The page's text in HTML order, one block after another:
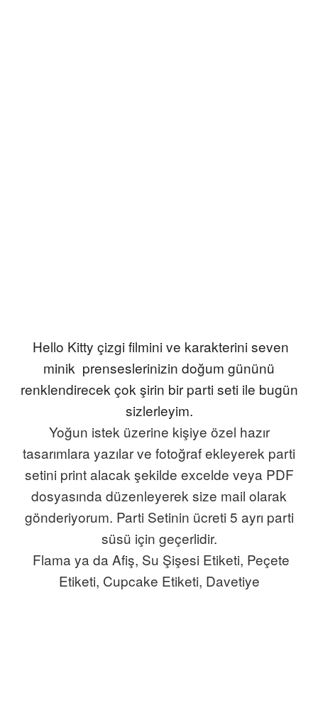
Hello Kitty çizgi filmini ve karakterini seven
minik prenseslerinizin doğum gününü
renklendirecek çok şirin bir parti seti ile bugün
sizlerleyim.
Yoğun istek üzerine kişiye özel hazır
tasarımlara yazılar ve fotoğraf ekleyerek parti
setini print alacak şekilde excelde veya PDF
dosyasında düzenleyerek size mail olarak
gönderiyorum. Parti Setinin ücreti 5 ayrı parti
süsü için geçerlidir.
Flama ya da Afiş, Su Şişesi Etiketi, Peçete
Etiketi, Cupcake Etiketi, Davetiye